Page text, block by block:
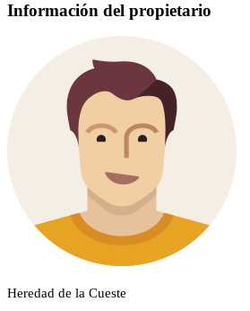
Información del propietario
Heredad de la Cueste